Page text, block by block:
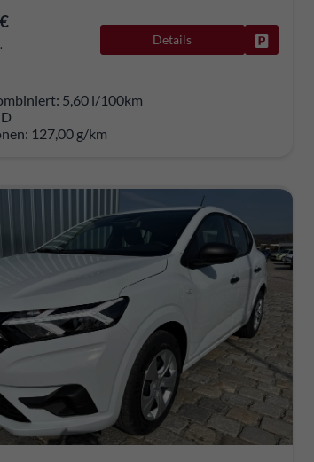
Details
5,60 l/100km
D
127,00 g/km